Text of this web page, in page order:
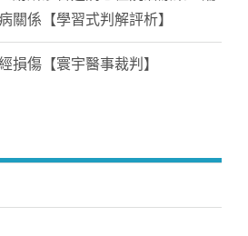
關係【學習式判解評析】
損傷【寰宇醫事裁判】